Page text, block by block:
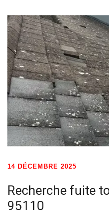
14 DÉCEMBRE 2025
Recherche fuite
95110